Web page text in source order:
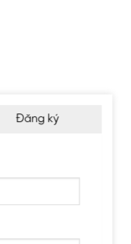
Đăng ký